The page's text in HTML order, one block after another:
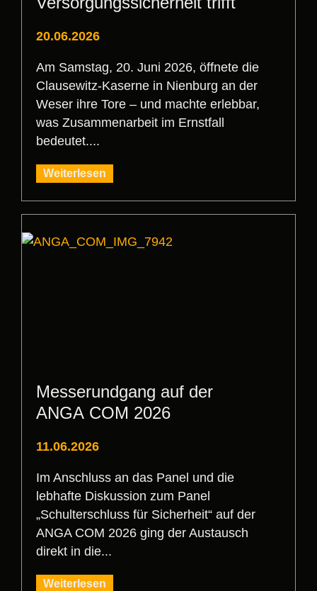
20.06.2026
Am Samstag, 20. Juni 2026, öffnete die
Clausewitz-Kaserne in Nienburg an der
Weser ihre Tore – und machte erlebbar,
was Zusammenarbeit im Ernstfall
bedeutet....
Weiterlesen
Messerundgang auf der
ANGA COM 2026
11.06.2026
Im Anschluss an das Panel und die
lebhafte Diskussion zum Panel
„Schulterschluss für Sicherheit“ auf der
ANGA COM 2026 ging der Austausch
direkt in die...
Weiterlesen